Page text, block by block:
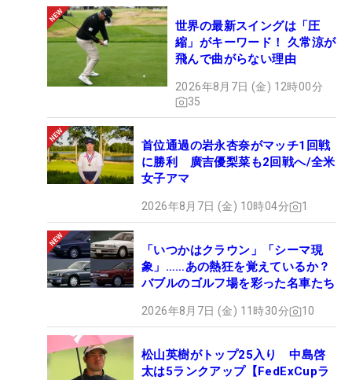
世界の最新スイングは「圧
縮」がキーワード！ 久常涼が
飛んで曲がらない理由
2026年8月7日 (金) 12時00分
35
首位通過の岩永杏奈がマッチ1回戦
に勝利 廣吉優梨菜も2回戦へ/全米
女子アマ
2026年8月7日 (金) 10時04分 1
「いつかはクラウン」「シーマ現
象」……あの熱狂を覚えているか？
バブルのゴルフ場を彩った名車たち
2026年8月7日 (金) 11時30分 10
松山英樹がトップ25入り 中島啓
太は5ランクアップ【FedExCupラ